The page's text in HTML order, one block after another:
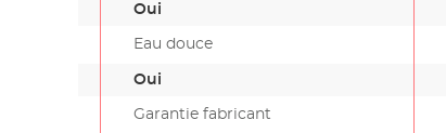
Oui
Eau douce
Oui
Garantie fabricant